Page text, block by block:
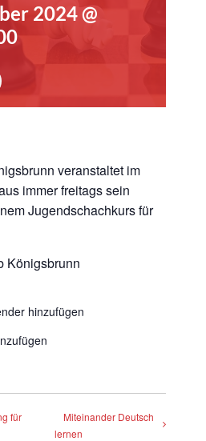
2024 @
veranstaltet im
immer freitags sein
Jugendschachkurs für
Königsbrunn
hinzufügen
für
Miteinander Deutsch
lernen